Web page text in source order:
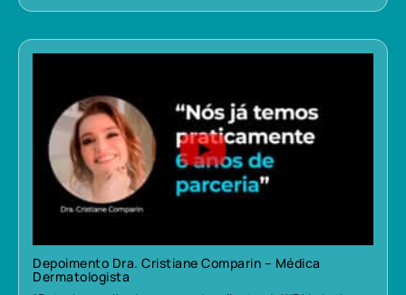
Depoimento Dra. Cristiane Comparin – Médica
Dermatologista